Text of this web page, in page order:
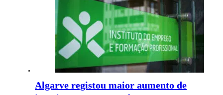
Algarve registou maior aumento de